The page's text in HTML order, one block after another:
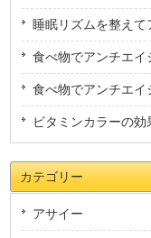
睡眠リズムを整え
食べ物でアンチエイ
食べ物でアンチエイ
ビタミンカラーの効
カテゴリー
アサイー